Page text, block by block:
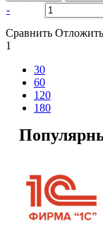
-
Сравнить Отложить
1
30
60
120
180